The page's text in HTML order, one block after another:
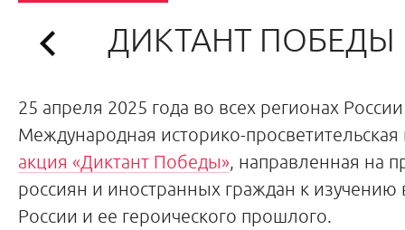
ДИКТАНТ ПОБЕДЫ
25 апреля 2025 года во всех регионах России
Международная историко-просветительская
акция «Диктант Победы», направленная на
россиян и иностранных граждан к
России и ее героического прошлого.